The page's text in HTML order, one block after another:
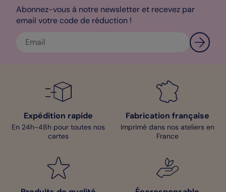
Abonnez-vous à notre newsletter et recevez par
email votre code de réduction !
Expédition rapide
En 24h-48h pour toutes nos
cartes
Fabrication française
Imprimé dans nos ateliers en
France